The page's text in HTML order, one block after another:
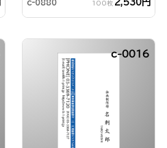
c-0880 100枚 2,530円
c-0016